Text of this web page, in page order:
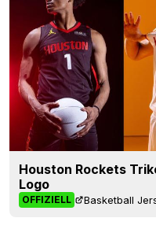
Houston Rockets
Logo
OFFIZIELL Basketball